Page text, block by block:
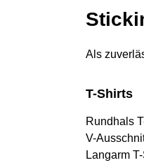
Als
T-Shirts
Rundhals
V-
Langarm